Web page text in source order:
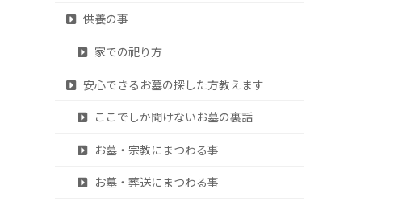
供養の事
家での祀り方
安心できるお墓の探した方教えます
ここでしか聞けないお墓の裏話
お墓・宗教にまつわる事
お墓・葬送にまつわる事